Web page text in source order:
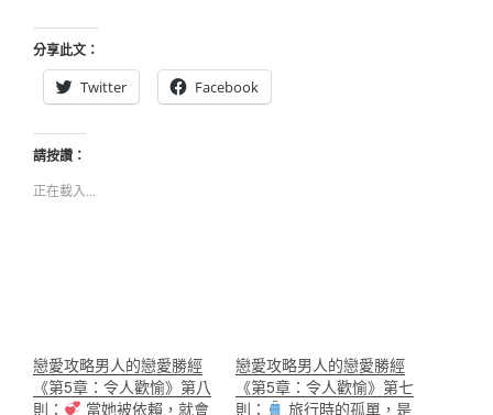
分享此文：
Twitter
Facebook
請按讚：
正在載入...
戀愛攻略男人的戀愛勝經
《第5章：令人歡愉》第八
則：
當她被依賴，就會
戀愛攻略男人的戀愛勝經
《第5章：令人歡愉》第七
則：
旅行時的孤單，是